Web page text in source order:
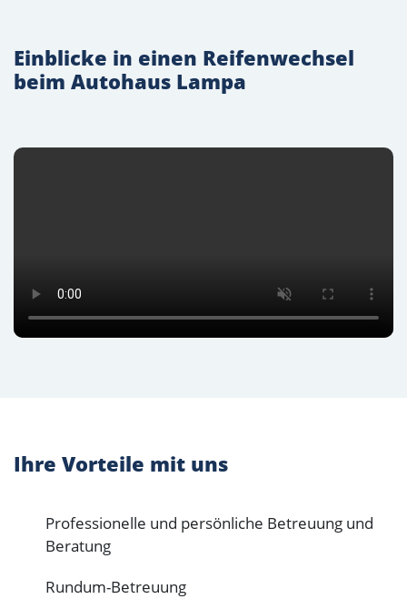
Einblicke in einen Reifenwechsel
beim Autohaus Lampa
Ihre Vorteile mit uns
Professionelle und persönliche Betreuung und
Beratung
Rundum-Betreuung